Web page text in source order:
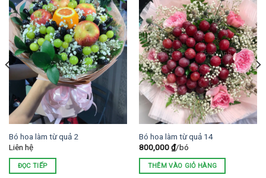
Bó hoa làm từ quả 2
Liên hệ
ĐỌC TIẾP
Bó hoa làm từ quả 14
800,000₫/bó
THÊM VÀO GIỎ HÀNG